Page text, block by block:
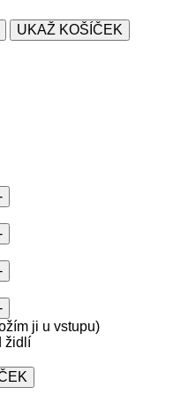
UKAŽ KOŠÍČEK
ji u vstupu)
židlí